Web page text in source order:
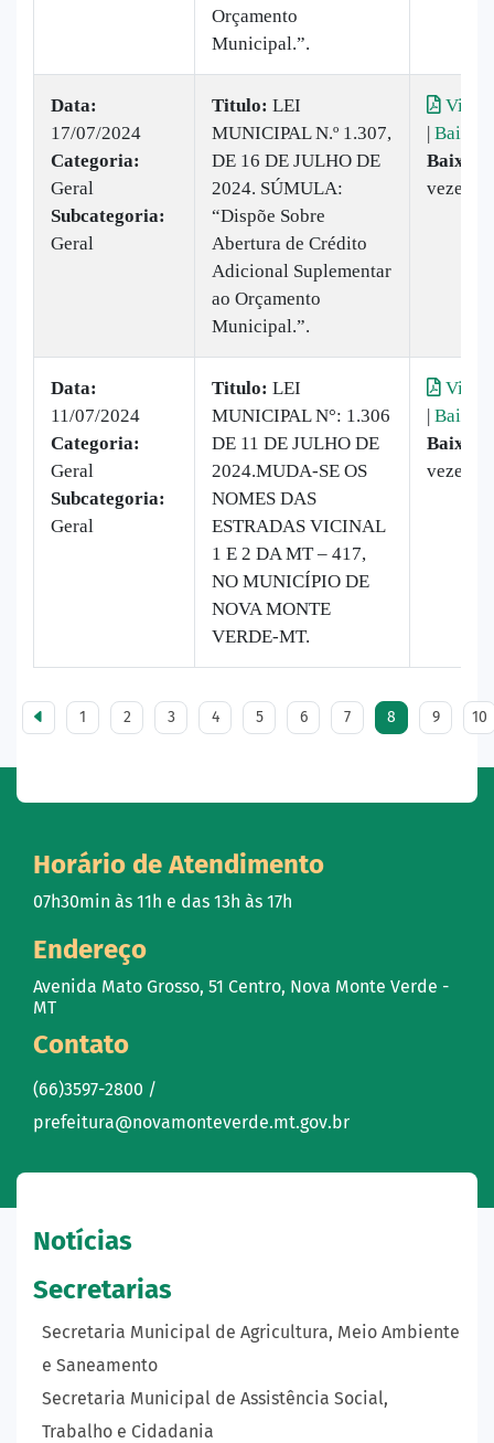
Orçamento
Municipal.”.
Data:
17/07/2024
Categoria:
Geral
Subcategoria:
Geral
Titulo: LEI
MUNICIPAL N.º 1.307,
DE 16 DE JULHO DE
2024. SÚMULA:
“Dispõe Sobre
Abertura de Crédito
Adicional Suplementar
ao Orçamento
Municipal.”.
| Baixar
vezes
Data:
11/07/2024
Categoria:
Geral
Subcategoria:
Geral
Titulo: LEI
MUNICIPAL N°: 1.306
DE 11 DE JULHO DE
2024.MUDA-SE OS
NOMES DAS
ESTRADAS VICINAL
1 E 2 DA MT – 417,
NO MUNICÍPIO DE
NOVA MONTE
VERDE-MT.
| Baixar
vezes
1 2 3 4 5 6 7 8 9 10
Horário de Atendimento
07h30min às 11h e das 13h às 17h
Endereço
Avenida Mato Grosso, 51 Centro, Nova Monte Verde -
MT
Contato
(66)3597-2800 /
prefeitura@novamonteverde.mt.gov.br
Notícias
Secretarias
Secretaria Municipal de Agricultura, Meio Ambiente
e Saneamento
Secretaria Municipal de Assistência Social,
Trabalho e Cidadania